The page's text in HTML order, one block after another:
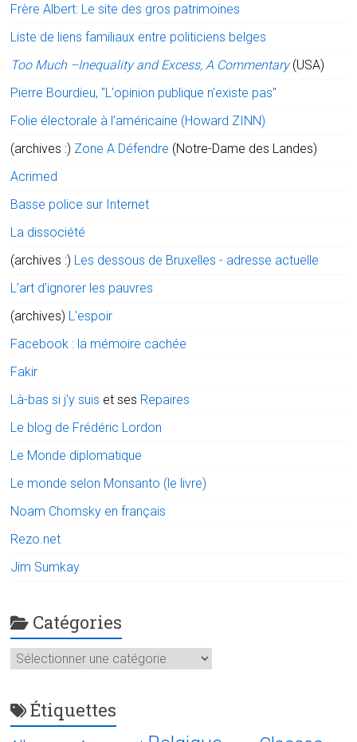
Frère Albert: Le site des gros patrimoines
Liste de liens familiaux entre politiciens belges
Too Much –Inequality and Excess, A Commentary (USA)
Pierre Bourdieu, "L'opinion publique n'existe pas"
Folie électorale à l’américaine (Howard ZINN)
(archives :) Zone A Défendre (Notre-Dame des Landes)
Acrimed
Basse police sur Internet
La dissociété
(archives :) Les dessous de Bruxelles - adresse actuelle
L’art d’ignorer les pauvres
(archives) L'espoir
Facebook : la mémoire cachée
Fakir
Là-bas si j'y suis et ses Repaires
Le blog de Frédéric Lordon
Le Monde diplomatique
Le monde selon Monsanto (le livre)
Noam Chomsky en français
Rezo.net
Jim Sumkay
Catégories
Catégories
Étiquettes